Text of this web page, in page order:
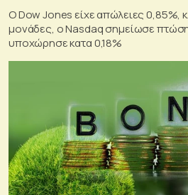
Ο Dow Jones είχε απώλειες 0,85%,
μονάδες, ο Nasdaq σημείωσε
υποχώρησε κατα 0,18%